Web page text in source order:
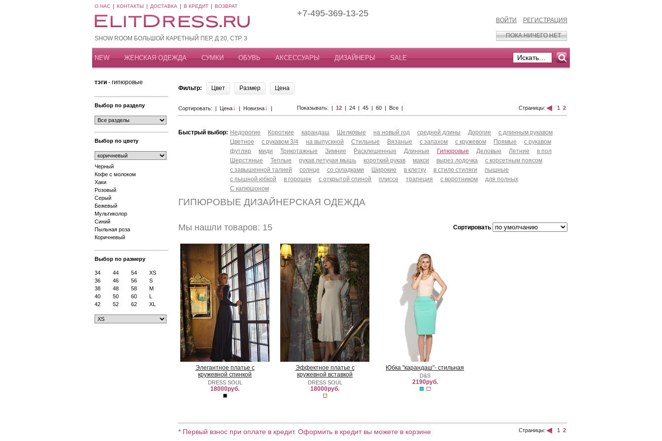
О НАС КОНТАКТЫ ДОСТАВКА В КРЕДИТ ВОЗВРАТ
SHOW ROOM БОЛЬШОЙ КАРЕТНЫЙ ПЕР, Д 20, СТР. 3
+7-495-369-13-25
ВОЙТИ РЕГИСТРАЦИЯ
ПОКА НИЧЕГО НЕТ
NEW ЖЕНСКАЯ ОДЕЖДА СУМКИ ОБУВЬ АКСЕССУАРЫ ДИЗАЙНЕРЫ SALE
тэги - гипюровые
Выбор по разделу
Выбор по цвету
Черный
Кофе с молоком
Хаки
Розовый
Серый
Бежевый
Мультиколор
Синий
Пыльная роза
Коричневый
Выбор по размеру
34 44 54
XS
36
46 56
S
38
48 58
M
40
50 60
L
42
52 62 XL
Фильтр: Цвет Размер Цена
Сортировать: | Цена↓ | Новизна↓ | Показывать: | 12 | 24 | 45 | 60 | Все | Страницы: 1 2
Быстрый выбор: Недорогие Короткие карандаш Шелковые на новый год средней длины Дорогие
с длинным рукавом
Цветное
с рукавом 3/4 на выпускной Стильные Вязаные с запахом с кружевом Прямые
с рукавом
футляр
миди Трикотажные Зимние Расклешенные Длинные Гипюровые Деловые Летние
в пол
Шерстяные
Теплые рукав летучая мышь короткий рукав макси вырез лодочка
с корсетным поясом
с завышенной талией
солнце со складками Широкие в клетку в стиле стиляги
пышные
с пышной юбкой
в горошек с открытой спиной плиссе трапеция с воротником
для полных
С капюшоном
ГИПЮРОВЫЕ ДИЗАЙНЕРСКАЯ ОДЕЖДА
Мы нашли товаров: 15 Сортировать
Элегантное платье с
кружевной спинкой
DRESS SOUL
18000руб.
Эффектное платье с
кружевной вставкой
DRESS SOUL
18000руб.
Юбка "карандаш"- стильная
D&S
2190руб.
Страницы: 1 2
* Первый взнос при оплате в кредит. Оформить в кредит вы можете в корзине